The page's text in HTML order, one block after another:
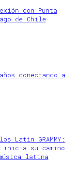
con Punta
de Chile
conectando a
Latin GRAMMY:
su camino
latina